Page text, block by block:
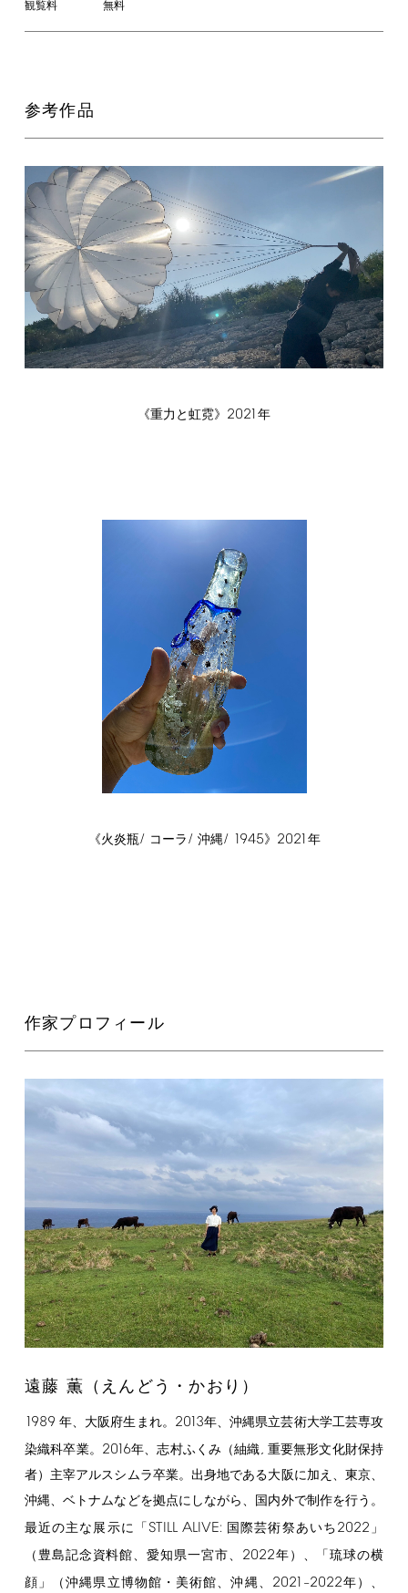
観覧料 無料
参考作品
《重力と虹霓》 2021年
《火炎瓶/ コーラ/ 沖縄/ 1945》 2021年
作家プロフィール
遠藤 薫（えんどう・かおり）
1989年、大阪府生まれ。 2013年、沖縄県立芸術大学工芸専攻
染織科卒業。 2016年、志村ふくみ（紬織, 重要無形文化財保持
者）主宰アルスシムラ卒業。出身地である大阪に加え、東京、
沖縄、ベトナムなどを拠点にしながら、国内外で制作を行う。
最近の主な展示に「 STILL ALIVE: 国際芸術祭あいち2022」
（豊島記念資料館、愛知県一宮市、 2022年）、「琉球の横
顔」（沖縄県立博物館・美術館、沖縄、 2021 –2022年）、